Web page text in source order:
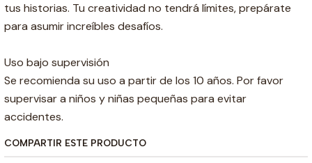
tus historias. Tu creatividad no tendrá límites, prepárate
para asumir increíbles desafíos.
Uso bajo supervisión
Se recomienda su uso a partir de los 10 años. Por favor
supervisar a niños y niñas pequeñas para evitar
accidentes.
COMPARTIR ESTE PRODUCTO